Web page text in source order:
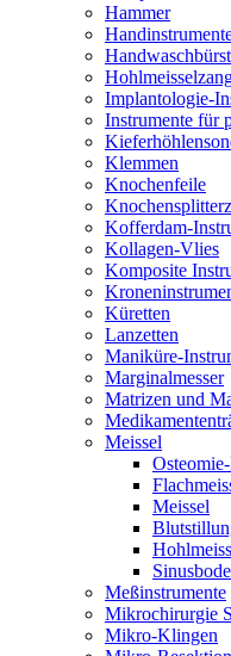
Hammer
Implantologie-
Instrumente für
Klemmen
Knochenfeile
Kofferdam-
Kollagen-Vlies
Komposite
Küretten
Lanzetten
Maniküre-
Marginalmesser
Matrizen und
Meissel
Meissel
Meßinstrumente
Mikrochirurgie
Mikro-Klingen